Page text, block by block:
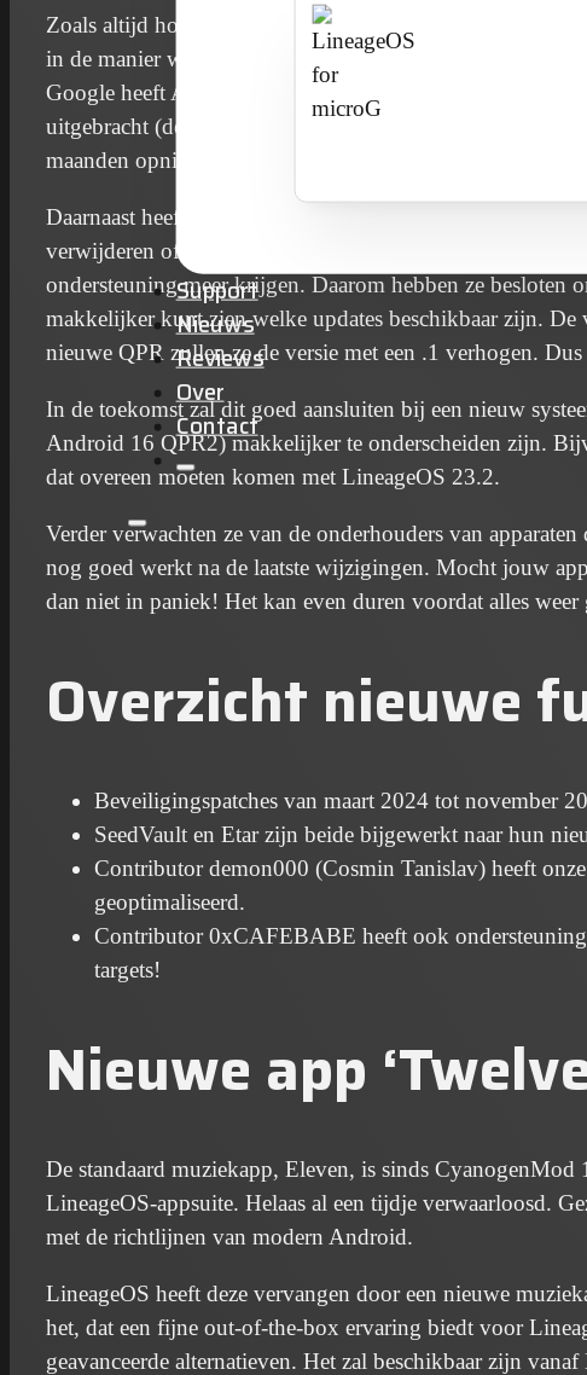
Support
Nieuws
Reviews
Over
Contact
Zoals altijd houdt LineageOS de versies in lijn met de
in de manier waarop Android wordt ontwikkeld, is het
Google heeft Android namelijk overgeschakeld naar een
uitgebracht (de zogenaamde QPR’s, Quarterly Platform
maanden opnieuw aanpassen, wat extra werk met zich
Daarnaast heeft Google de neiging om oude code die
verwijderen of te verouderen. Dit betekent dat oudere
ondersteuning meer krijgen. Daarom hebben ze besloten
makkelijker kunt zien welke updates beschikbaar zijn.
nieuwe QPR zullen ze de versie met een .1 verhogen.
In de toekomst zal dit goed aansluiten bij een nieuw
Android 16 QPR2) makkelijker te onderscheiden zijn.
dat overeen moeten komen met LineageOS 23.2.
Verder verwachten ze van de onderhouders van
nog goed werkt na de laatste wijzigingen. Mocht jouw
dan niet in paniek! Het kan even duren voordat alles
Overzicht nieuwe
Beveiligingspatches van maart 2024 tot november
SeedVault en Etar zijn beide bijgewerkt naar hun
Contributor demon000 (Cosmin Tanislav) heeft
geoptimaliseerd.
Contributor 0xCAFEBABE heeft ook
targets!
Nieuwe app
De standaard muziekapp, Eleven, is sinds
LineageOS-appsuite. Helaas al een tijdje verwaarloosd.
met de richtlijnen van modern Android.
LineageOS heeft deze vervangen door een nieuwe
het, dat een fijne out-of-the-box ervaring biedt voor
geavanceerde alternatieven. Het zal beschikbaar zijn